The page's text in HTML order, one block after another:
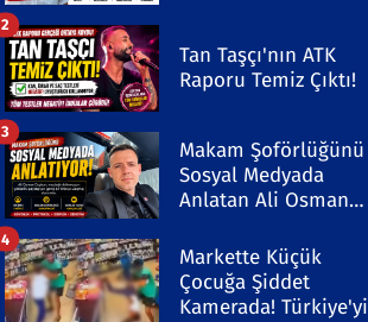
Tan Taşçı'nın ATK
Raporu Temiz Çıktı!
2
Makam Şoförlüğünü
Sosyal Medyada
Anlatan Ali Osman
3
Markette Küçük
Çocuğa Şiddet
Kamerada! Türkiye'yi
4